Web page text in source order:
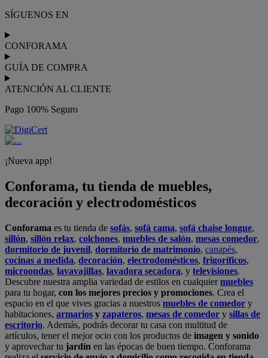
SÍGUENOS EN
CONFORAMA
GUÍA DE COMPRA
ATENCIÓN AL CLIENTE
Pago 100% Seguro
¡Nueva app!
Conforama, tu tienda de muebles,
decoración y electrodomésticos
Conforama es tu tienda de sofás, sofá cama, sofá chaise longue,
sillón, sillón relax, colchones, muebles de salón, mesas comedor,
dormitorio de juvenil, dormitorio de matrimonio, canapés,
cocinas a medida, decoración, electrodomésticos, frigoríficos,
microondas, lavavajillas, lavadora secadora, y televisiones.
Descubre nuestra amplia variedad de estilos en cualquiermuebles
para tu hogar, con los mejores precios y promociones. Crea el
espacio en el que vives gracias a nuestros muebles de comedor y
habitaciones, armarios y zapateros, mesas de comedor y sillas de
escritorio. Además, podrás decorar tu casa con multitud de
artículos, tener el mejor ocio con los productos de imagen y sonido
y aprovechar tu jardín en las épocas de buen tiempo. Conforama